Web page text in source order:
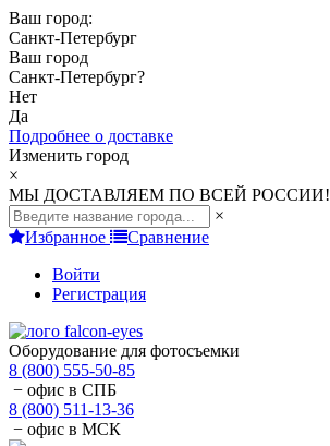
Ваш город:
Санкт-Петербург
Ваш город
Санкт-Петербург?
Нет
Да
Подробнее о доставке
Изменить город
×
МЫ ДОСТАВЛЯЕМ ПО ВСЕЙ РОССИИ!
×
Избранное
Сравнение
Войти
Регистрация
Оборудование для фотосъемки
8 (800) 555-50-85
− офис в СПБ
8 (800) 511-13-36
− офис в МСК